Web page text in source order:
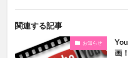
関連する記事
お知らせ
画